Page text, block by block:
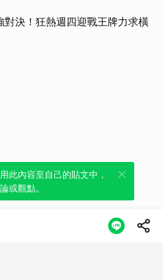
對決！狂熱週四迎戰王牌力求橫
內容，透過發布貼
。
此內容至自己的貼文中，
或觀點。